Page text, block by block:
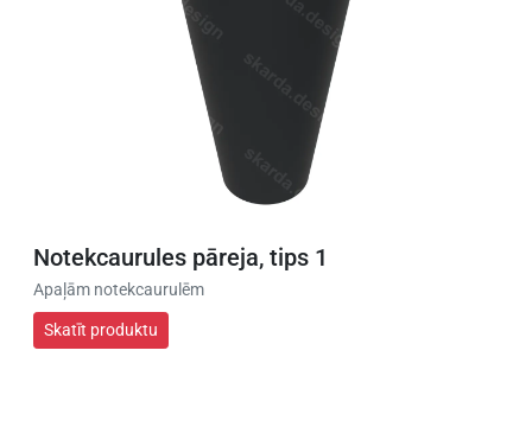
Notekcaurules pāreja, tips 1
Apaļām notekcaurulēm
Skatīt produktu